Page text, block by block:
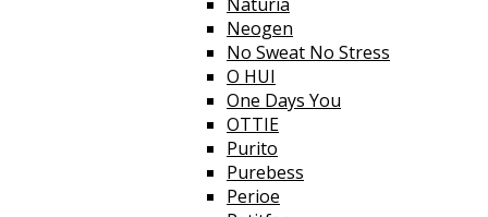
Neogen
No Sweat No Stress
O HUI
One Days You
OTTIE
Purito
Purebess
Perioe